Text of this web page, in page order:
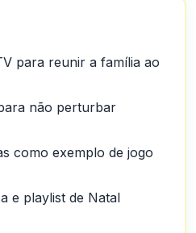
para reunir a família ao
não perturbar
como exemplo de jogo
e playlist de Natal